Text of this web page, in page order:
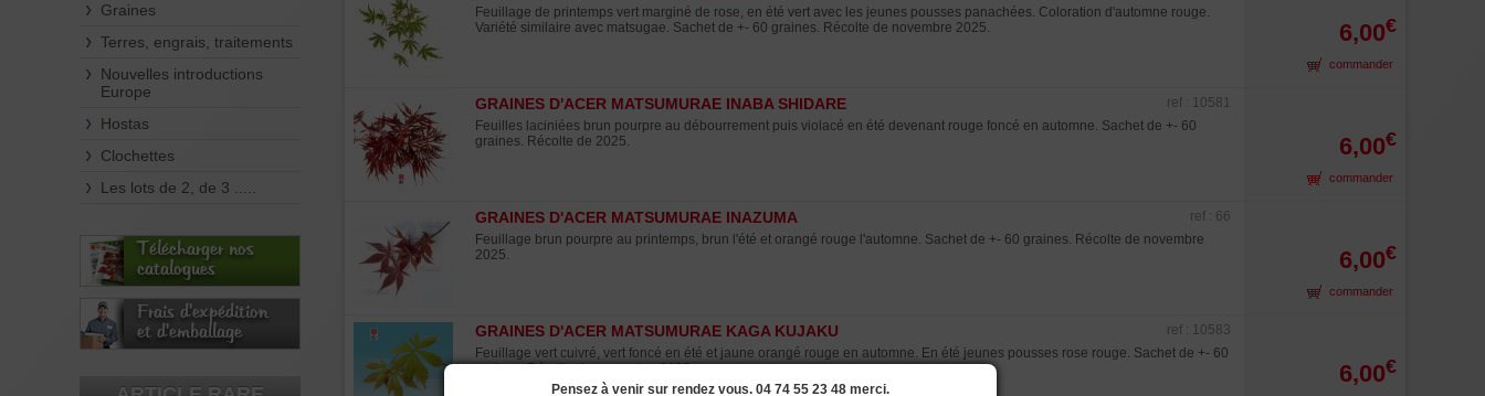
Graines
Terres, engrais, traitements
Nouvelles introductions
Europe
Hostas
Clochettes
Les lots de 2, de 3 .....
Télécharger nos
catalogues
Frais d'expédition
et d'emballage
Feuillage de printemps vert marginé de rose, en été vert avec les jeunes pousses panachées. Coloration d'automne rouge.
Variété similaire avec matsugae. Sachet de +- 60 graines. Récolte de novembre 2025.
6,00€
commander
GRAINES D'ACER MATSUMURAE INABA SHIDARE
ref : 10581
Feuilles laciniées brun pourpre au débourrement puis violacé en été devenant rouge foncé en automne. Sachet de +- 60
graines. Récolte de 2025.
6,00€
commander
GRAINES D'ACER MATSUMURAE INAZUMA
ref : 66
Feuillage brun pourpre au printemps, brun l'été et orangé rouge l'automne. Sachet de +- 60 graines. Récolte de novembre
2025.
6,00€
commander
GRAINES D'ACER MATSUMURAE KAGA KUJAKU
ref : 10583
Feuillage vert cuivré, vert foncé en été et jaune orangé rouge en automne. En été jeunes pousses rose rouge. Sachet de +- 60
graines. Récolte de novembre 2025.
6,00€
Pensez à venir sur rendez vous. 04 74 55 23 48 merci.